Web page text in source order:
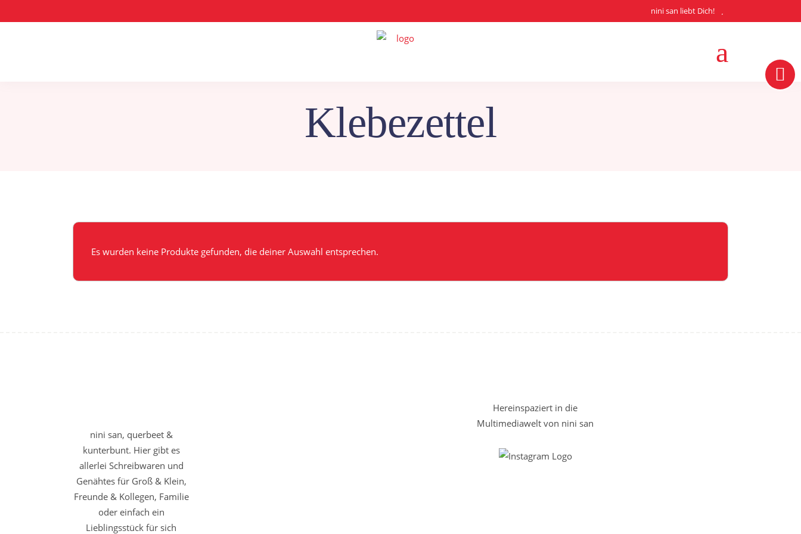
nini san liebt Dich!
Klebezettel
Es wurden keine Produkte gefunden, die deiner Auswahl entsprechen.
nini san, querbeet &
kunterbunt. Hier gibt es
allerlei Schreibwaren und
Genähtes für Groß & Klein,
Freunde & Kollegen, Familie
oder einfach ein
Lieblingsstück für sich
Hereinspaziert in die
Multimediawelt von nini san